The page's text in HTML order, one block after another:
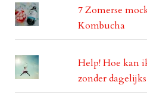
7 Zomerse
Kombucha
Help! Hoe kan
zonder